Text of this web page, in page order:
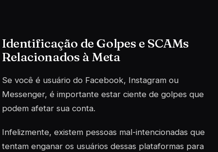
Identificação de Golpes e SCAMs
Relacionados à Meta
Se você é usuário do Facebook, Instagram ou
Messenger, é importante estar ciente de golpes que
podem afetar sua conta.
Infelizmente, existem pessoas mal-intencionadas que
tentam enganar os usuários dessas plataformas para